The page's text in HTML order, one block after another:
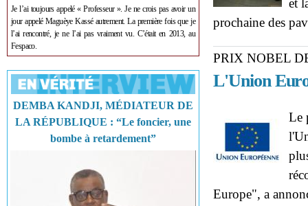
Je l’ai toujours appelé « Professeur ». Je ne crois pas avoir un
jour appelé Maguèye Kassé autrement. La première fois que je
l’ai rencontré, je ne l’ai pas vraiment vu. C’était en 2013, au
Fespaco.
DEMBA KANDJI, MÉDIATEUR DE
LA RÉPUBLIQUE : “Le foncier, une
bombe à retardement”
et
prochaine des
PRIX NOBEL
L'Union
Le
Europe", a